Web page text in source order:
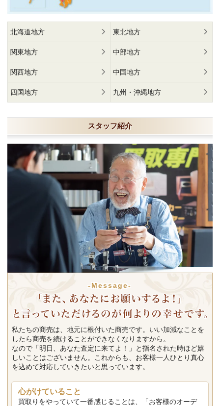
北海道地方 東北地方
関東地方 中部地方
関西地方 中国地方
四国地方 九州・沖縄地方
スタッフ紹介
-Message-
私たちの商売は、地元に根付いた商売です。いい加減なことを
したら商売を続けることができなくなりますから。
なので「明日、あなた査定に来てよ！」と指名された時ほど嬉
しいことはございません。これからも、お客様一人ひとり真心
を込めて対応していきたいと思っています。
心がけていること
買取りをやっていて一番感じることは、「お客様のオーデ